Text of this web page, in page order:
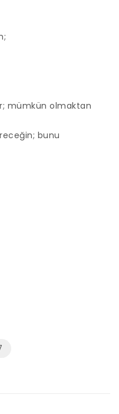
mümkün olmaktan
bunu